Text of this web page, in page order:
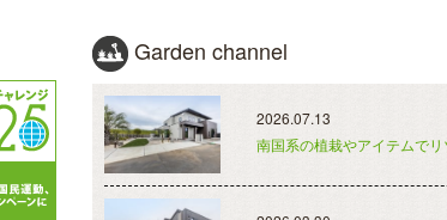
Garden channel
2026.07.13
南国系の植栽やアイテムで